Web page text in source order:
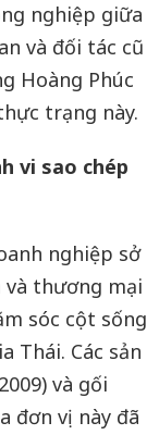
nghiệp giữa
và đối tác cũ
Hoàng Phúc
trạng này.
vi sao chép
nghiệp sở
thương mại
sóc cột sống
Thái. Các sản
và gối
đơn vị này đã